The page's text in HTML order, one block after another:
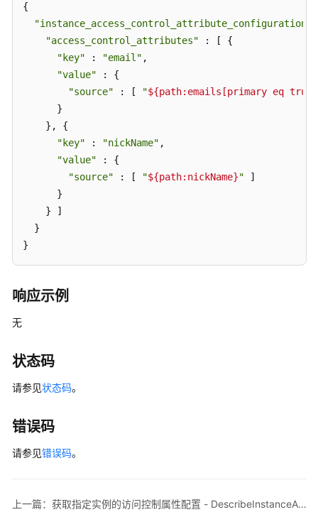
配
管
理
签
理
用
序
用
配
理
应
程
书
{
"instance_access_control_attribute_configuration"
"access_control_attributes" : [ {
"key" : "email" ,
"value" : {
"source" : [ "${path:emails[primary eq
      }
    }, {
"key" : "nickName" ,
"value" : {
"source" : [ "${path:nickName}" ]
      }
    } ]
  }
}
响应示例
无
状态码
请参见状态码。
错误码
请参见错误码。
上一篇：获取指定实例的访问控制属性配置 - DescribeInstanceAccessControlAttributeConfiguration